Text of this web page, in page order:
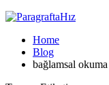
Home
Blog
bağlamsal okuma